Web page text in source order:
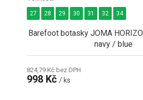
Barefoot botasky JOMA
navy / blue
824,79 Kč bez DPH
998 Kč/ ks
27 28 29 30 31 32 34